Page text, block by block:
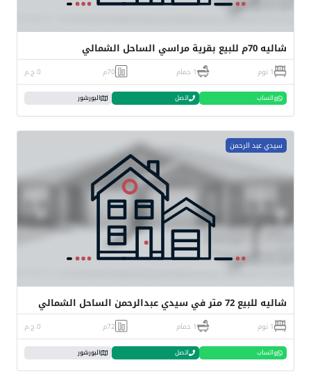
شاليه 70م للبيع بقرية مراسي الساحل الشمالي
1 نوم 1 حمام 70م 0 ج.م
واتساب اتصل البورشور
سيدي عبد الرحمن
شاليه للبيع 72 متر في سيدي عبدالرحمن الساحل الشمالي
1 نوم 1 حمام 72م 0 ج.م
واتساب اتصل البورشور